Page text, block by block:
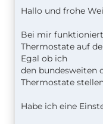
Hallo und frohe
Bei mir
Thermostate auf
Egal ob ich
den bundesweiten
Thermostate
Habe ich eine